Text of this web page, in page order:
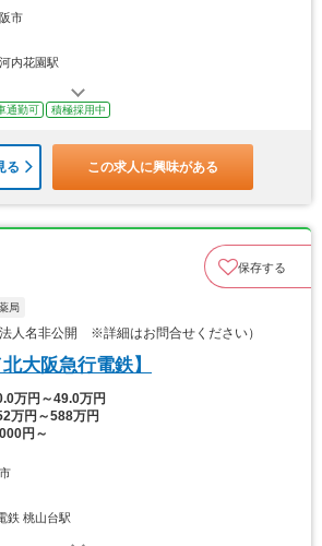
市
内花園駅
通勤可 積極採用中
る この求人に興味がある
保存する
局
人名非公開 ※詳細はお問合せください）
大阪急行電鉄】
万円～49.0万円
万円～588万円
円～
鉄 桃山台駅